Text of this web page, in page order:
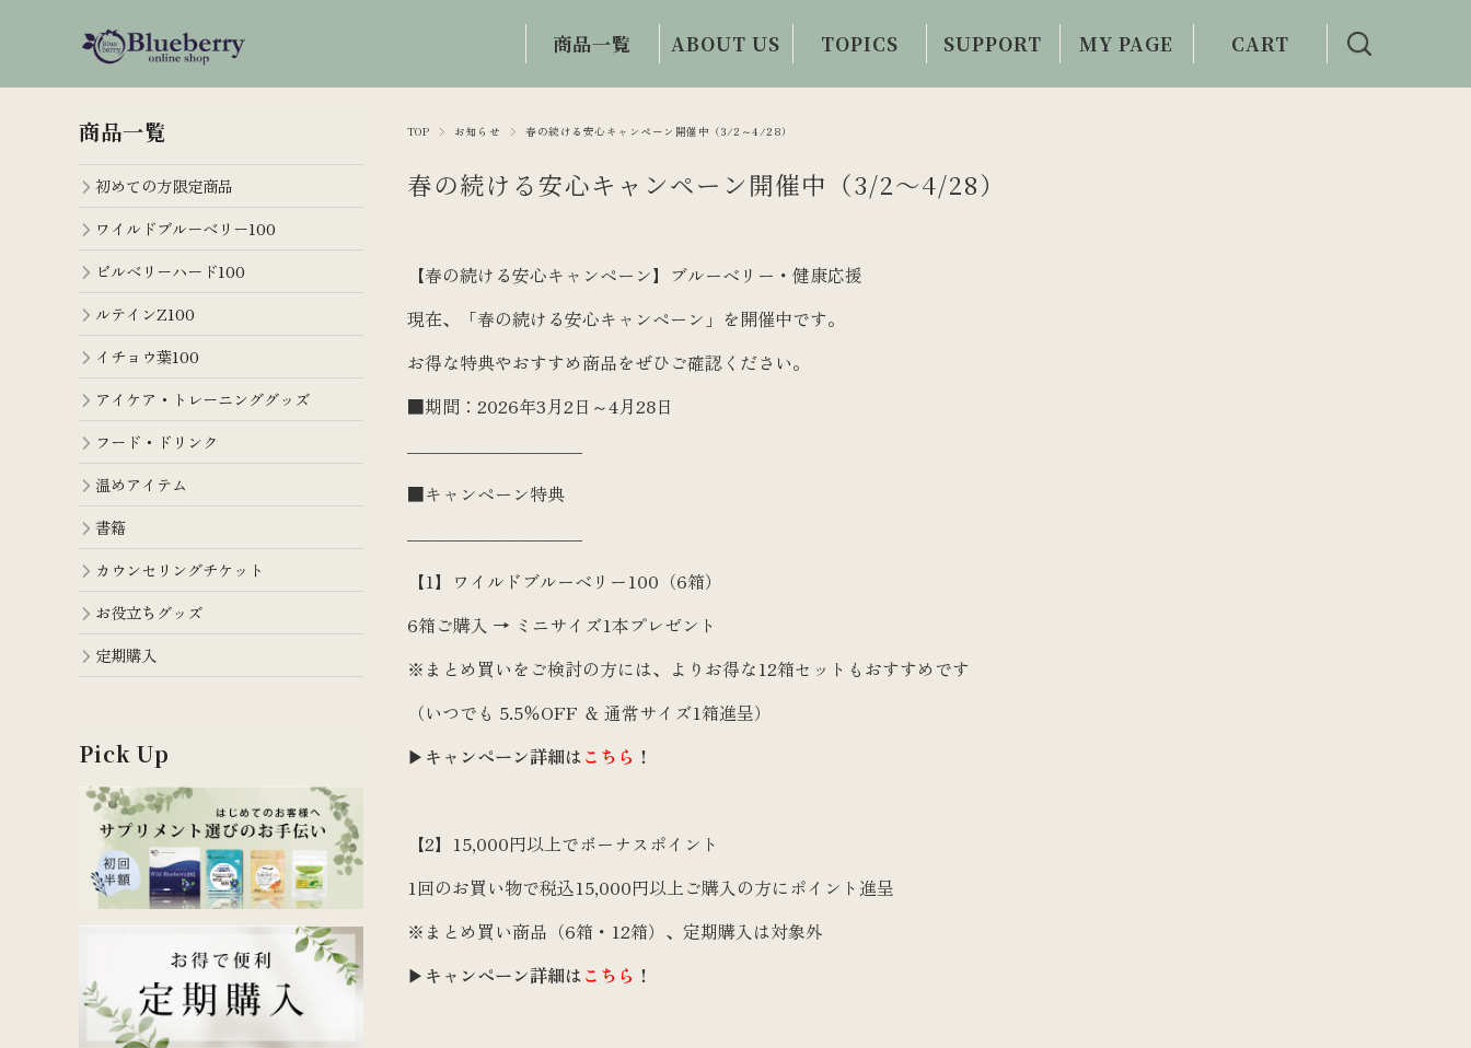
商品一覧
商品
ワイルドブルー
ベリー100
ド100
ルテインZ100
イチョウ葉100
アイケア・トレ
フード・ドリン
カウンセリング
チケット
ABOUT US
内容
誕生秘話
TOPICS
お客様の声
案・提供
SUPPORT MY PAGE CART
TOP お知らせ 春の続ける安心キャンペーン開催中（3/2～4/28）
春の続ける安心キャンペーン開催中（3/2～4/28）
【春の続ける安心キャンペーン】ブルーベリー・健康応援
現在、「春の続ける安心キャンペーン」を開催中です。
お得な特典やおすすめ商品をぜひご確認ください。
■期間：2026年3月2日～4月28日
――――――――――
■キャンペーン特典
――――――――――
【1】ワイルドブルーベリー100（6箱）
6箱ご購入 → ミニサイズ1本プレゼント
※まとめ買いをご検討の方には、よりお得な12箱セットもおすすめです
（いつでも 5.5％OFF ＆ 通常サイズ1箱進呈）
▶ キャンペーン詳細はこちら ！
【2】15,000円以上でボーナスポイント
1回のお買い物で税込15,000円以上ご購入の方にポイント進呈
※まとめ買い商品（6箱・12箱）、定期購入は対象外
▶ キャンペーン詳細はこちら ！
商品一覧
初めての方限定商品
ワイルドブルーベリー100
ビルベリーハード100
ルテインZ100
イチョウ葉100
アイケア・トレーニンググッズ
フード・ドリンク
温めアイテム
書籍
カウンセリングチケット
お役立ちグッズ
定期購入
Pick Up